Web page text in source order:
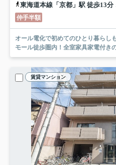
東海道本線「京都」駅 徒歩13分
仲手半額
オール電化で初めてのひとり暮らし
モール徒歩圏内！全室家具家電付き
賃貸マンション